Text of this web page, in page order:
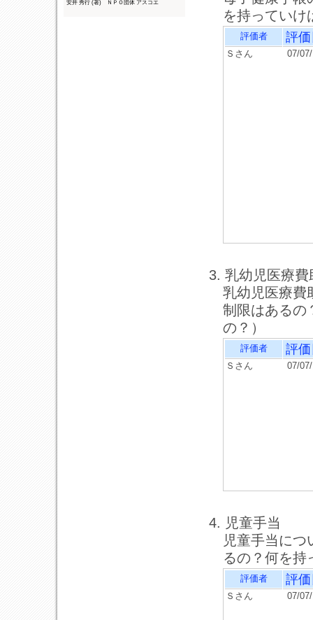
安井 秀行 (著) ＮＰＯ団体 アスコエ
を持ってい
評価者 評
Ｓさん 07/
3. 乳幼児医療費
乳幼児医療費
制限はあるの
の？）
評価者 評
Ｓさん 07/
4. 児童手当
児童手当に
るの？何を
評価者 評
Ｓさん 07/